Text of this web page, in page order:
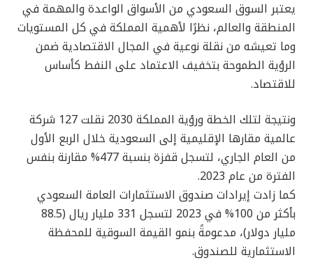
يعتبر السوق السعودي من الأسواق الواعدة والمهمة في
المنطقة والعالم، نظرًا لأهمية المملكة في كل المستويات
وما تعيشه من نقلة نوعية في المجال الاقتصادية ضمن
الرؤية الطموحة بتخفيف الاعتماد على النفط كأساس
للاقتصاد.
ونتيجة لتلك الخطة ورؤية المملكة 2030 نقلت 127 شركة
عالمية مقارها الإقليمية إلى السعودية خلال الربع الأول
من العام الجاري، لتسجل قفزة بنسبة 477% مقارنة بنفس
الفترة من عام 2023.
كما زادت إيرادات صندوق الاستثمارات العامة السعودي
بأكثر من 100% في 2023 لتسجل 331 مليار ريال (88.5
مليار دولار)، مدعومةً بنمو القيمة السوقية للمحفظة
الاستثمارية للصندوق.